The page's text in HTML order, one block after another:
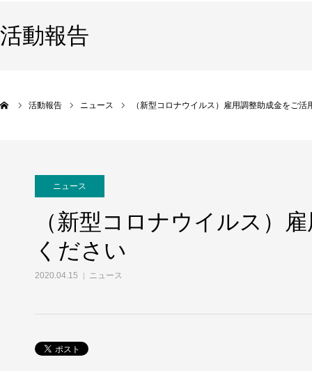
活動報告
活動報告 ニュース （新型コロナウイルス）雇用調整助成金をご活
ニュース
（新型コロナウイルス）
ください
2020.04.15 ニュース